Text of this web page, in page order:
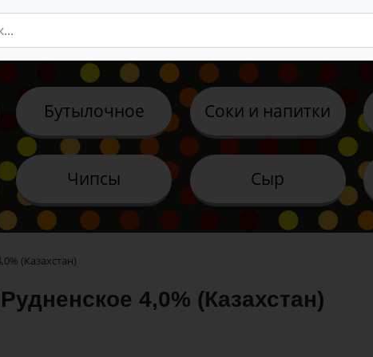
Бутылочное Соки и напитки
Чипсы Сыр
(Казахстан)
4,0% (Казахстан)